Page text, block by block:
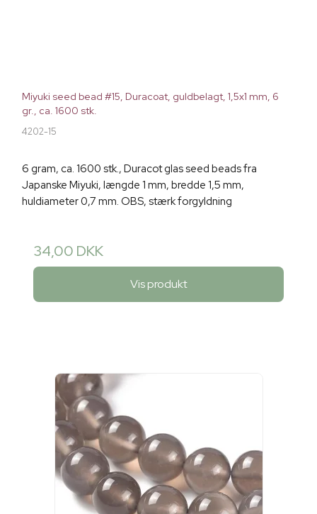
Miyuki seed bead #15, Duracoat, guldbelagt, 1,5x1 mm, 6
gr., ca. 1600 stk.
4202-15
6 gram, ca. 1600 stk., Duracot glas seed beads fra
Japanske Miyuki, længde 1 mm, bredde 1,5 mm,
huldiameter 0,7 mm. OBS, stærk forgyldning
34,00 DKK
Vis produkt